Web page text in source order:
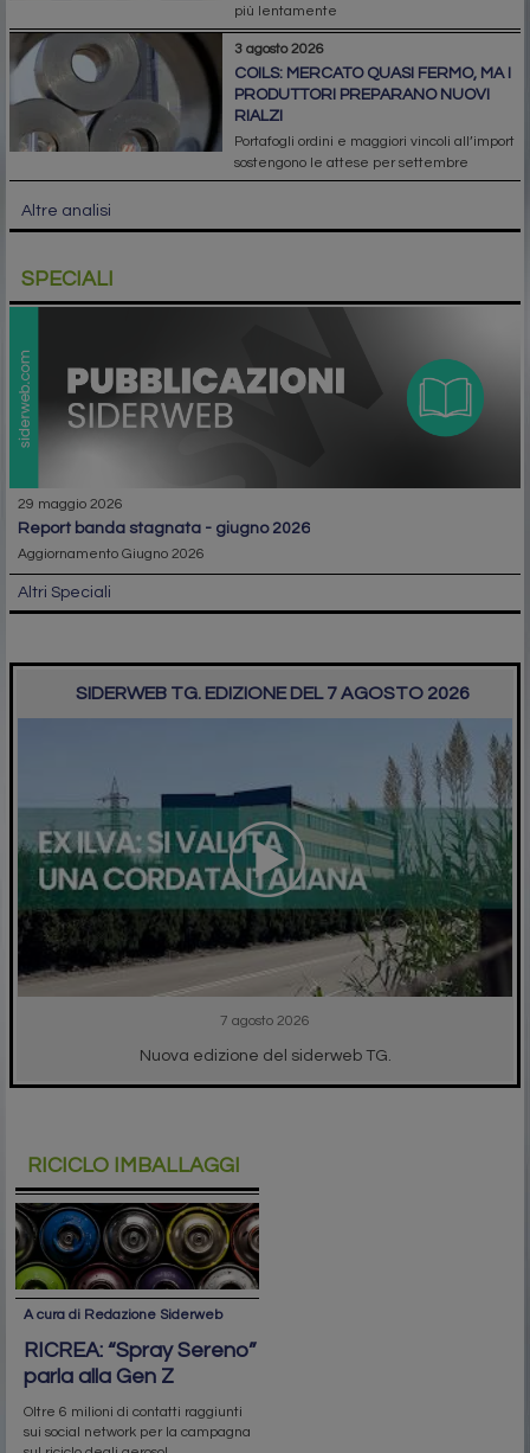
più lentamente
3 agosto 2026
COILS: MERCATO QUASI FERMO, MA I
PRODUTTORI PREPARANO NUOVI
RIALZI
Portafogli ordini e maggiori vincoli all’import
sostengono le attese per settembre
Altre analisi
SPECIALI
29 maggio 2026
report banda stagnata - giugno 2026
Aggiornamento Giugno 2026
Altri Speciali
SIDERWEB TG. EDIZIONE DEL 7 AGOSTO 2026
7 agosto 2026
Nuova edizione del siderweb TG.
RICICLO IMBALLAGGI
A cura di Redazione Siderweb
RICREA: “Spray Sereno”
parla alla Gen Z
Oltre 6 milioni di contatti raggiunti
sui social network per la campagna